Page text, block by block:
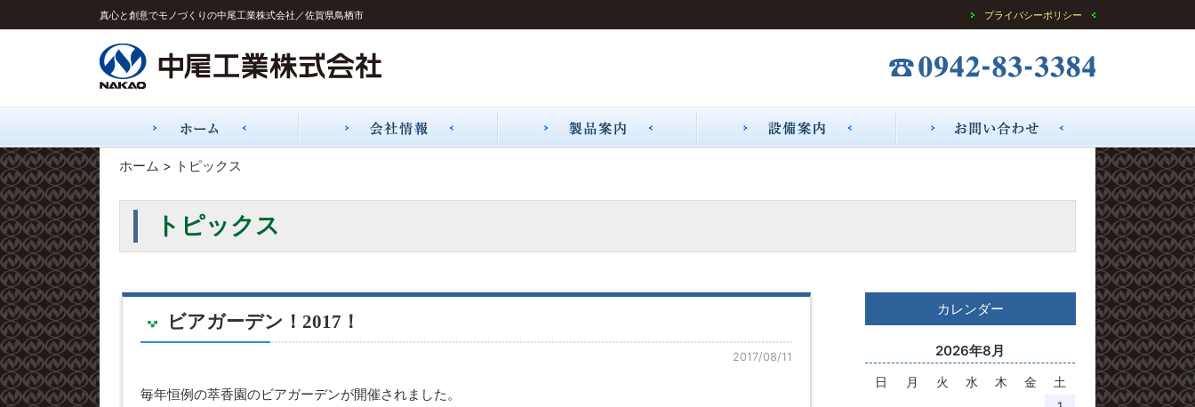
真心と創意でモノづくりの中尾工業株式会社／佐賀県鳥栖市 プライバシーポリシー
ホーム > トピックス
トピックス
ビアガーデン！2017！
2017/08/11
毎年恒例の萃香園のビアガーデンが開催されました。
カレンダー
2026年8月
日 月 火 水 木 金
土